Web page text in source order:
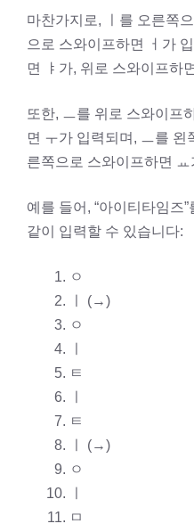
마찬가지로, ㅣ를 오른쪽
으로 스와이프하면 ㅓ가
면 ㅑ가, 위로 스와이프하
또한, ㅡ를 위로 스와이프
면 ㅜ가 입력되며, ㅡ를 왼
른쪽으로 스와이프하면
예를 들어, “아이티타임즈
같이 입력할 수 있습니다:
ㅇ
ㅣ (→)
ㅇ
ㅌ
ㅌ
ㅣ (→)
ㅇ
ㅁ